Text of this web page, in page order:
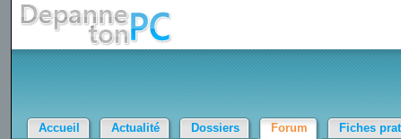
Accueil Actualité Dossiers Forum Fiches